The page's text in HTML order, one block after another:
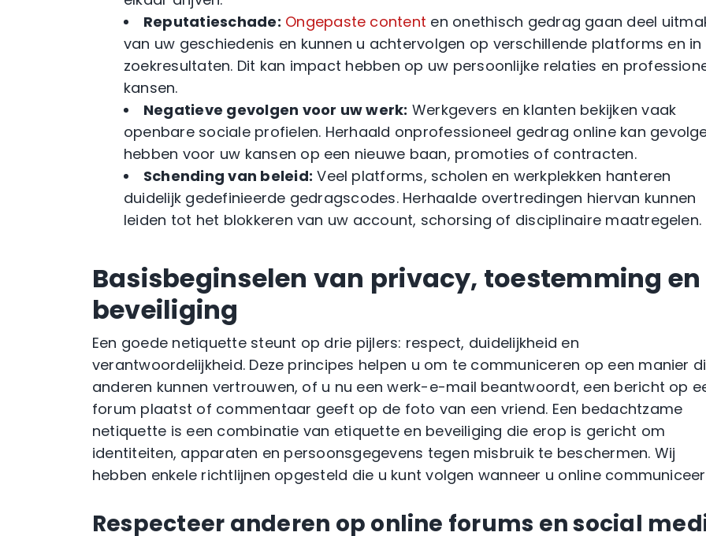
Reputatieschade: Ongepaste content en onethisch gedrag gaan deel
van uw geschiedenis en kunnen u achtervolgen op verschillende platforms en in
zoekresultaten. Dit kan impact hebben op uw persoonlijke relaties en
kansen.
Negatieve gevolgen voor uw werk: Werkgevers en klanten bekijken vaak
openbare sociale profielen. Herhaald onprofessioneel gedrag online kan
hebben voor uw kansen op een nieuwe baan, promoties of contracten.
Schending van beleid: Veel platforms, scholen en werkplekken hanteren
duidelijk gedefinieerde gedragscodes. Herhaalde overtredingen hiervan kunnen
leiden tot het blokkeren van uw account, schorsing of disciplinaire maatregelen.
Basisbeginselen van privacy, toestemming en
beveiliging
Een goede netiquette steunt op drie pijlers: respect, duidelijkheid en
verantwoordelijkheid. Deze principes helpen u om te communiceren op een manier
anderen kunnen vertrouwen, of u nu een werk-e-mail beantwoordt, een bericht op
forum plaatst of commentaar geeft op de foto van een vriend. Een bedachtzame
netiquette is een combinatie van etiquette en beveiliging die erop is gericht om
identiteiten, apparaten en persoonsgegevens tegen misbruik te beschermen. Wij
hebben enkele richtlijnen opgesteld die u kunt volgen wanneer u online
Respecteer anderen op online forums en social